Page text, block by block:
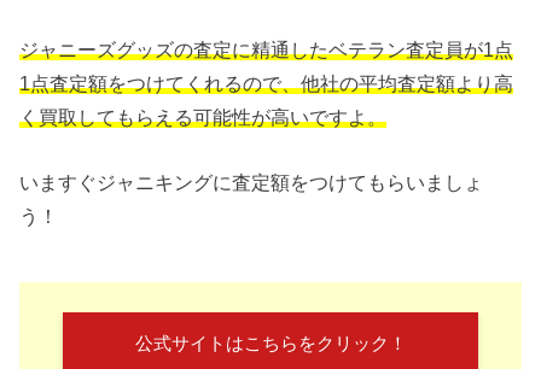
ジャニーズグッズの査定に精通したベテラン査定員が1点
1点査定額をつけてくれるので、他社の平均査定額より高
く買取してもらえる可能性が高いですよ。
いますぐジャニキングに査定額をつけてもらいましょ
う！
公式サイトはこちらをクリック！